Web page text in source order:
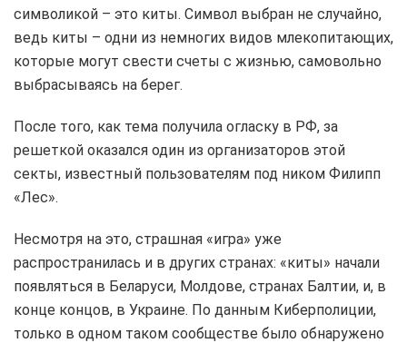
символикой – это киты. Символ выбран не случайно,
ведь киты – одни из немногих видов млекопитающих,
которые могут свести счеты с жизнью, самовольно
выбрасываясь на берег.
После того, как тема получила огласку в РФ, за
решеткой оказался один из организаторов этой
секты, известный пользователям под ником Филипп
«Лес».
Несмотря на это, страшная «игра» уже
распространилась и в других странах: «киты» начали
появляться в Беларуси, Молдове, странах Балтии, и, в
конце концов, в Украине. По данным Киберполиции,
только в одном таком сообществе было обнаружено